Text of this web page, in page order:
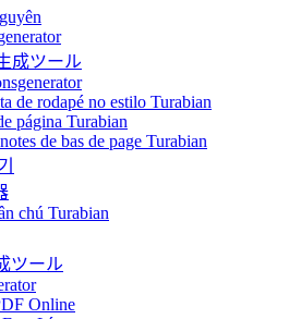
成ツール
de rodapé no estilo Turabian
página Turabian
de bas de page Turabian
chú Turabian
ツール
Online